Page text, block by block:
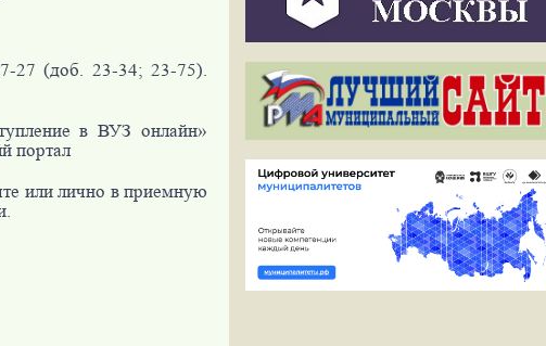
27 (доб. 23-34; 23-75).
в ВУЗ онлайн»
портал
или лично в приемную